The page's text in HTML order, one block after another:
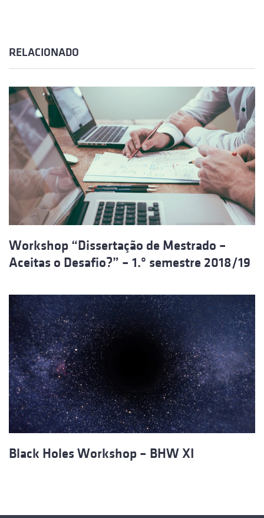
RELACIONADO
Workshop “Dissertação de Mestrado –
Aceitas o Desafio?” – 1.º semestre 2018/19
Black Holes Workshop – BHW XI